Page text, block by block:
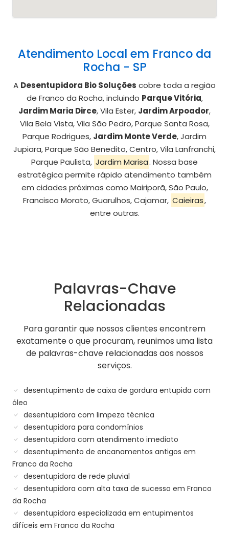
Atendimento Local em Franco da
Rocha - SP
A Desentupidora Bio Soluções cobre toda a região
de Franco da Rocha, incluindo Parque Vitória,
Jardim Maria Dirce, Vila Ester, Jardim Arpoador,
Vila Bela Vista, Vila São Pedro, Parque Santa Rosa,
Parque Rodrigues, Jardim Monte Verde, Jardim
Jupiara, Parque São Benedito, Centro, Vila Lanfranchi,
Parque Paulista, Jardim Marisa. Nossa base
estratégica permite rápido atendimento também
em cidades próximas como Mairiporã, São Paulo,
Francisco Morato, Guarulhos, Cajamar, Caieiras,
entre outras.
Palavras-Chave
Relacionadas
Para garantir que nossos clientes encontrem
exatamente o que procuram, reunimos uma lista
de palavras-chave relacionadas aos nossos
serviços.
desentupimento de caixa de gordura entupida com
óleo
desentupidora com limpeza técnica
desentupidora para condomínios
desentupidora com atendimento imediato
desentupimento de encanamentos antigos em
Franco da Rocha
desentupidora de rede pluvial
desentupidora com alta taxa de sucesso em Franco
da Rocha
desentupidora especializada em entupimentos
difíceis em Franco da Rocha